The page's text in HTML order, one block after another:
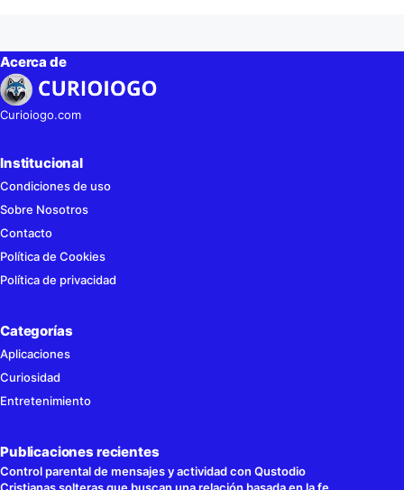
Acerca de
Curioiogo.com
Institucional
Condiciones de uso
Sobre Nosotros
Contacto
Política de Cookies
Política de privacidad
Categorías
Aplicaciones
Curiosidad
Entretenimiento
Publicaciones recientes
Control parental de mensajes y actividad con Qustodio